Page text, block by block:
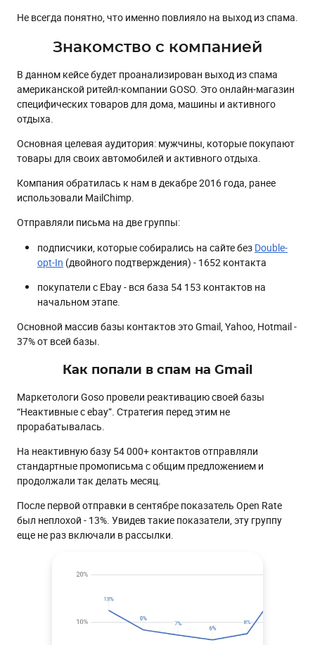
Не всегда понятно, что именно повлияло на выход из спама.
Знакомство с компанией
В данном кейсе будет проанализирован выход из спама
американской ритейл-компании GOSO. Это онлайн-магазин
специфических товаров для дома, машины и активного
отдыха.
Основная целевая аудитория: мужчины, которые покупают
товары для своих автомобилей и активного отдыха.
Компания обратилась к нам в декабре 2016 года, ранее
использовали MailChimp.
Отправляли письма на две группы:
подписчики, которые собирались на сайте без Double-
opt-In (двойного подтверждения) - 1652 контакта
покупатели с Ebay - вся база 54 153 контактов на
начальном этапе.
Основной массив базы контактов это Gmail, Yahoo, Hotmail -
37% от всей базы.
Как попали в спам на Gmail
Маркетологи Goso провели реактивацию своей базы
“Неактивные с ebay”. Стратегия перед этим не
прорабатывалась.
На неактивную базу 54 000+ контактов отправляли
стандартные промописьма с общим предложением и
продолжали так делать месяц.
После первой отправки в сентябре показатель Open Rate
был неплохой - 13%. Увидев такие показатели, эту группу
еще не раз включали в рассылки.